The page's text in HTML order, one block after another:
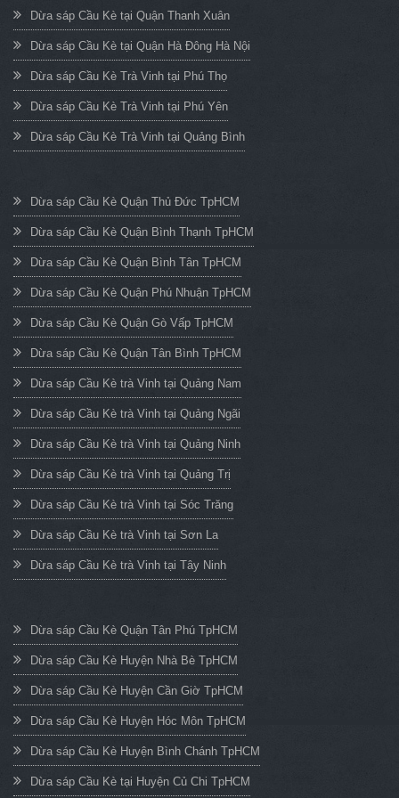
Dừa sáp Cầu Kè tại Quận Thanh Xuân
Dừa sáp Cầu Kè tại Quận Hà Đông Hà Nội
Dừa sáp Cầu Kè Trà Vinh tại Phú Thọ
Dừa sáp Cầu Kè Trà Vinh tại Phú Yên
Dừa sáp Cầu Kè Trà Vinh tại Quảng Bình
Dừa sáp Cầu Kè Quận Thủ Đức TpHCM
Dừa sáp Cầu Kè Quận Bình Thạnh TpHCM
Dừa sáp Cầu Kè Quận Bình Tân TpHCM
Dừa sáp Cầu Kè Quận Phú Nhuận TpHCM
Dừa sáp Cầu Kè Quận Gò Vấp TpHCM
Dừa sáp Cầu Kè Quận Tân Bình TpHCM
Dừa sáp Cầu Kè trà Vinh tại Quảng Nam
Dừa sáp Cầu Kè trà Vinh tại Quảng Ngãi
Dừa sáp Cầu Kè trà Vinh tại Quảng Ninh
Dừa sáp Cầu Kè trà Vinh tại Quảng Trị
Dừa sáp Cầu Kè trà Vinh tại Sóc Trăng
Dừa sáp Cầu Kè trà Vinh tại Sơn La
Dừa sáp Cầu Kè trà Vinh tại Tây Ninh
Dừa sáp Cầu Kè Quận Tân Phú TpHCM
Dừa sáp Cầu Kè Huyện Nhà Bè TpHCM
Dừa sáp Cầu Kè Huyện Cần Giờ TpHCM
Dừa sáp Cầu Kè Huyện Hóc Môn TpHCM
Dừa sáp Cầu Kè Huyện Bình Chánh TpHCM
Dừa sáp Cầu Kè tại Huyện Củ Chi TpHCM